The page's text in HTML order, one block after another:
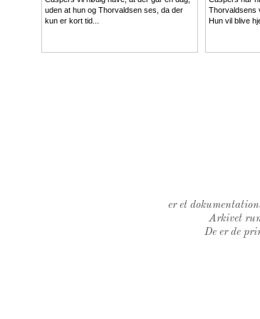
uden at hun og Thorvaldsen ses, da der
kun er kort tid...
Thorvaldsens
Hun vil blive
er et
Arkivet
De er de